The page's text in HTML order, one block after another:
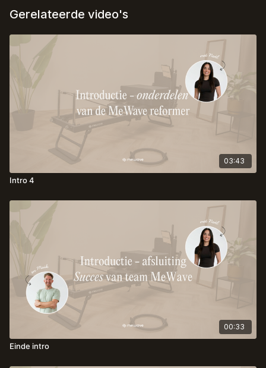
Gerelateerde video's
03:43
Intro 4
00:33
Einde intro